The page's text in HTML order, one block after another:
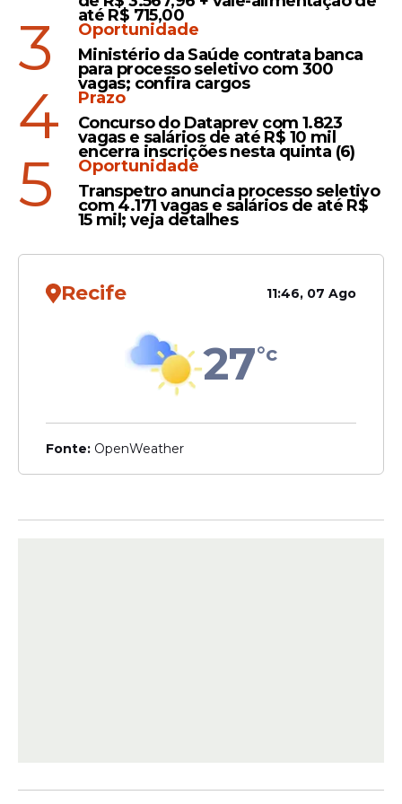
Leia Também
Depoimento
Delator de Lulinha diz ao
STF que corre risco de vida
e pede proteção policial
"A casa do Lulinha pode cair
deputado Coronel Alberto
Feitosa
Veja Também
até R$ 715,00
3
Oportunidade
Ministério da Saúde contrata banca
para processo seletivo com 300
vagas; confira cargos
4
Prazo
Concurso do Dataprev com 1.823
vagas e salários de até R$ 10 mil
encerra inscrições nesta quinta (6)
5
Oportunidade
Transpetro anuncia processo seletivo
com 4.171 vagas e salários de até R$
15 mil; veja detalhes
Recife 11:46, 07 Ago
27°c
Fonte: OpenWeather